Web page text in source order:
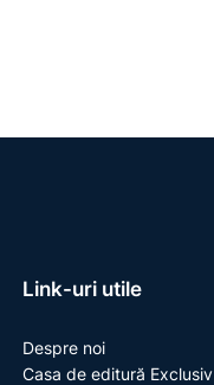
Link-uri utile
Despre noi
Casa de editură Exclusiv